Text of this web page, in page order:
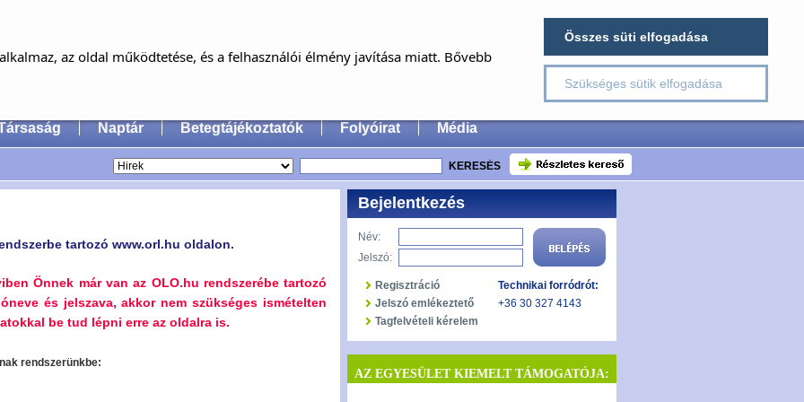
ORVOSOK EGYESÜLETE
Naptár Betegtájékoztatók Folyóirat Média
×
tartozó www.orl.hu oldalon.
Önnek már van az OLO.hu rendszerébe tartozó
és jelszava, akkor nem szükséges ismételten
be tud lépni erre az oldalra is.
rendszerünkbe:
Bejelentkezés
Név:
Jelszó:
Regisztráció
Jelszó emlékeztető
Tagfelvételi kérelem
Technikai forródrót:
+36 30 327 4143
AZ EGYESÜLET KIEMELT TÁMOGATÓJA:
az oldal működtetése, és a felhasználói élmény javítása miatt. Bővebb
Összes süti elfogadása
Szükséges sütik elfogadása